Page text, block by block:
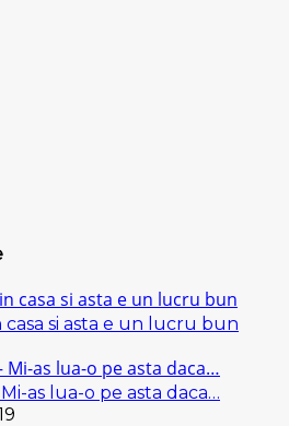
casa si asta e un lucru bun
as lua-o pe asta daca…